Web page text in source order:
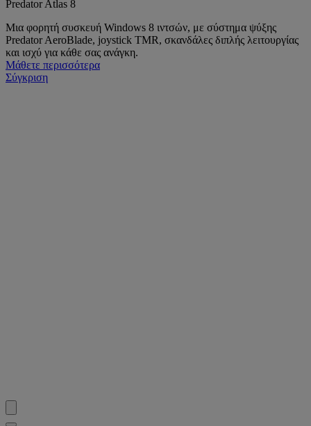
Predator Atlas 8
Μια φορητή συσκευή Windows 8 ιντσών, με σύστημα ψύξης
Predator AeroBlade, joystick TMR, σκανδάλες διπλής λειτουργίας
και ισχύ για κάθε σας ανάγκη.
Μάθετε περισσότερα
Σύγκριση